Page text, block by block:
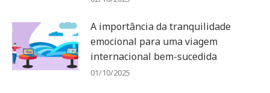
A importância da tranquilidade
emocional para uma viagem
internacional bem-sucedida
01/10/2025